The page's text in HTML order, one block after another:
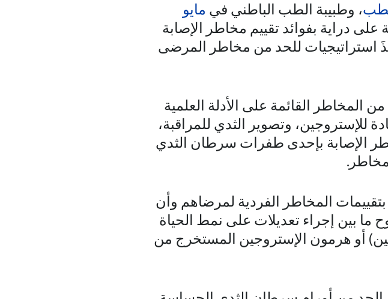
، وطبيبة الطب الباطني في مايو
دراية بفوائد تقييم مخاطر الإصابة
استراتيجيات للحد من مخاطر المرضى
المخاطر القائمة على الأدلة العلمية
للإستروجين، وتصوير الثدي للمراقبة،
الإصابة بإحدى طفرات سرطان الثدي
المخاطر الفردية لمرضاهم وأن
ما بين إجراء تعديلات على نمط الحياة
أو هرمون الإستروجين المستخرج من